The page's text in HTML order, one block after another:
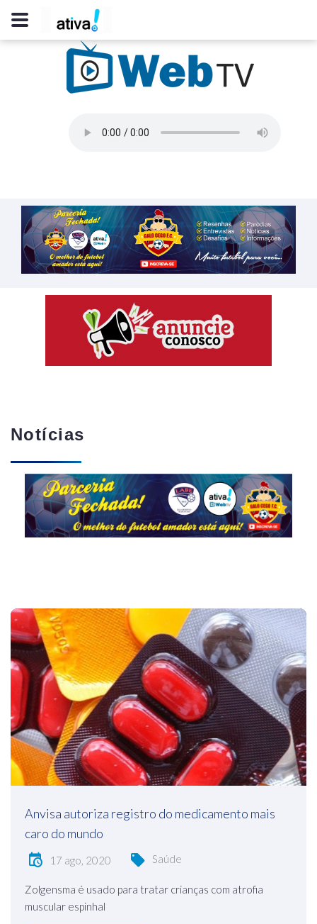
Notícias
Anvisa autoriza registro do medicamento mais
caro do mundo
17 ago, 2020 Saúde
Zolgensma é usado para tratar crianças com atrofia
muscular espinhal